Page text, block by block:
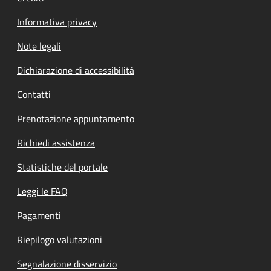
Informativa privacy
Note legali
Dichiarazione di accessibilità
Contatti
Prenotazione appuntamento
Richiedi assistenza
Statistiche del portale
Leggi le FAQ
Pagamenti
Riepilogo valutazioni
Segnalazione disservizio